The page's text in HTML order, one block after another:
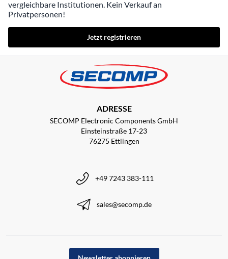
vergleichbare Institutionen. Kein Verkauf an
Privatpersonen!
Jetzt registrieren
ADRESSE
SECOMP Electronic Components GmbH
Einsteinstraße 17-23
76275 Ettlingen
+49 7243 383-111
sales@secomp.de